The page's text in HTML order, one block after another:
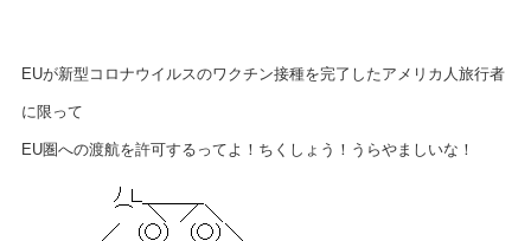
EUが新型コロナウイルスのワクチン接種を完了したアメリカ人旅行者
に限って
EU圏への渡航を許可するってよ！ちくしょう！うらやましいな！